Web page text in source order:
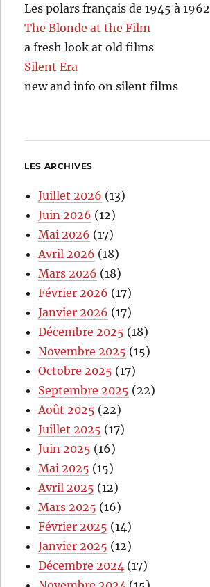
Les polars français de 1945 à 1962
The Blonde at the Film
a fresh look at old films
Silent Era
new and info on silent films
LES ARCHIVES
Juillet 2026 (13)
Juin 2026 (12)
Mai 2026 (17)
Avril 2026 (18)
Mars 2026 (18)
Février 2026 (17)
Janvier 2026 (17)
Décembre 2025 (18)
Novembre 2025 (15)
Octobre 2025 (17)
Septembre 2025 (22)
Août 2025 (22)
Juillet 2025 (17)
Juin 2025 (16)
Mai 2025 (15)
Avril 2025 (12)
Mars 2025 (16)
Février 2025 (14)
Janvier 2025 (12)
Décembre 2024 (17)